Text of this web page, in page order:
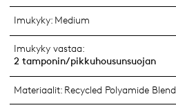
Imukyky: Medium
Imukyky vastaa:
2 tamponin/pikkuhousunsuojan
Materiaalit: Recycled Polyamide Blend